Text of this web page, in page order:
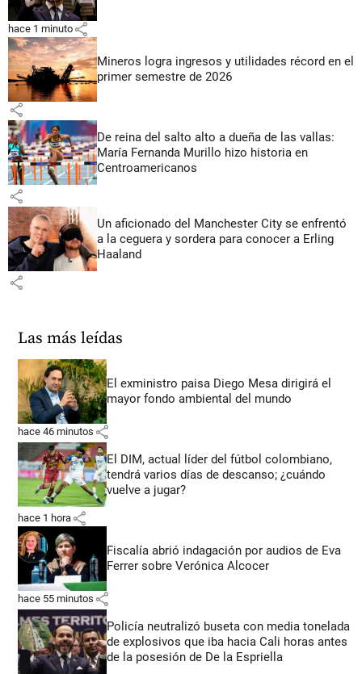
hace 1 minuto share
Mineros logra ingresos y utilidades récord en el
primer semestre de 2026
share
De reina del salto alto a dueña de las vallas:
María Fernanda Murillo hizo historia en
Centroamericanos
share
Un aficionado del Manchester City se enfrentó
a la ceguera y sordera para conocer a Erling
Haaland
share
Las más leídas
El exministro paisa Diego Mesa dirigirá el
mayor fondo ambiental del mundo
hace 46 minutos share
El DIM, actual líder del fútbol colombiano,
tendrá varios días de descanso; ¿cuándo
vuelve a jugar?
hace 1 hora share
Fiscalía abrió indagación por audios de Eva
Ferrer sobre Verónica Alcocer
hace 55 minutos share
Policía neutralizó buseta con media tonelada
de explosivos que iba hacia Cali horas antes
de la posesión de De la Espriella